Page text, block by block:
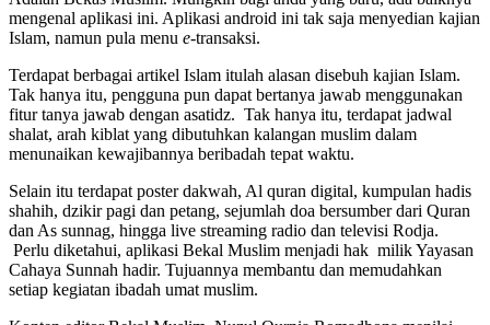
mengenal aplikasi ini. Aplikasi android ini tak saja menyedian kajian
Islam, namun pula menu e-transaksi.
Terdapat berbagai artikel Islam itulah alasan disebuh kajian Islam.
Tak hanya itu, pengguna pun dapat bertanya jawab menggunakan
fitur tanya jawab dengan asatidz. Tak hanya itu, terdapat jadwal
shalat, arah kiblat yang dibutuhkan kalangan muslim dalam
menunaikan kewajibannya beribadah tepat waktu.
Selain itu terdapat poster dakwah, Al quran digital, kumpulan hadis
shahih, dzikir pagi dan petang, sejumlah doa bersumber dari Quran
dan As sunnag, hingga live streaming radio dan televisi Rodja.
Perlu diketahui, aplikasi Bekal Muslim menjadi hak milik Yayasan
Cahaya Sunnah hadir. Tujuannya membantu dan memudahkan
setiap kegiatan ibadah umat muslim.